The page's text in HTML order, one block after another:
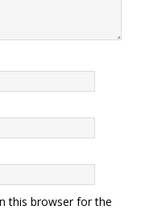
this browser for the